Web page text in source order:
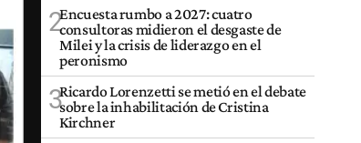
2Encuesta rumbo a 2027: cuatro
consultoras midieron el desgaste de
Milei y la crisis de liderazgo en el
peronismo
3Ricardo Lorenzetti se metió en el debate
sobre la inhabilitación de Cristina
Kirchner